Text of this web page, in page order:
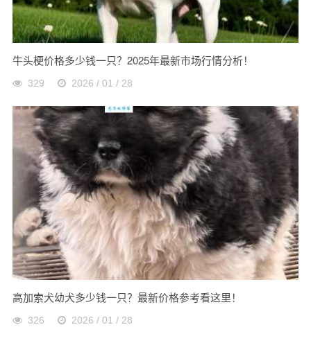
牛头梗价格多少钱一只？2025年最新市场行情分析！
329 2026 / 01 / 28
高加索犬幼犬多少钱一只？最新价格参考看这里！
326 2026 / 01 / 28